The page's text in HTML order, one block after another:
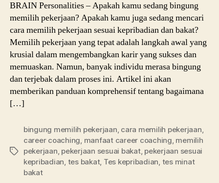
BRAIN Personalities – Apakah kamu sedang bingung
memilih pekerjaan? Apakah kamu juga sedang mencari
cara memilih pekerjaan sesuai kepribadian dan bakat?
Memilih pekerjaan yang tepat adalah langkah awal yang
krusial dalam mengembangkan karir yang sukses dan
memuaskan. Namun, banyak individu merasa bingung
dan terjebak dalam proses ini. Artikel ini akan
memberikan panduan komprehensif tentang bagaimana
[…]
Tags
bingung memilih pekerjaan, cara memilih pekerjaan,
career coaching, manfaat career coaching, memilih
pekerjaan, pekerjaan sesuai bakat, pekerjaan sesuai
kepribadian, tes bakat, Tes kepribadian, tes minat
bakat